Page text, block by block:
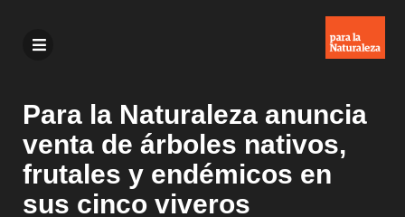
Para la Naturaleza anuncia
venta de árboles nativos,
frutales y endémicos en
sus cinco viveros